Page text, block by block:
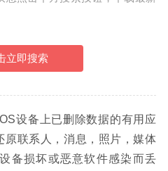
立即搜索
设备上已删除数据的有用应
原联系人，消息，照片，媒体
备损坏或恶意软件感染而丢